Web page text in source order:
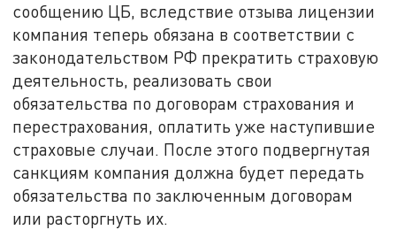
сообщению ЦБ, вследствие отзыва лицензии
компания теперь обязана в соответствии с
законодательством РФ прекратить страховую
деятельность, реализовать свои
обязательства по договорам страхования и
перестрахования, оплатить уже наступившие
страховые случаи. После этого подвергнутая
санкциям компания должна будет передать
обязательства по заключенным договорам
или расторгнуть их.